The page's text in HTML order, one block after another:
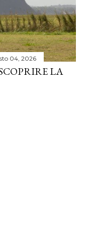
04, 2026
LA